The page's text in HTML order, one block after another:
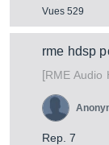
Vues 529
rme hdsp
[RME Audio
Rep. 7